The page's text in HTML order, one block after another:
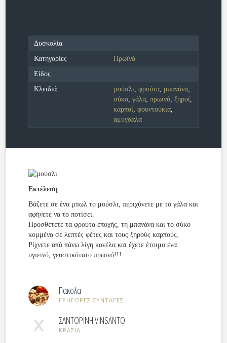
Δυσκολία
Κατηγορίες
Πρωϊνά
Είδος
Κλειδιά
μούσλι, φρούτα, μπανάνα,
σύκο, γάλα, πρωινό, ξηροί,
καρποί, φουντούκια,
αμύγδαλα
Εκτέλεση
Βάζετε σε ένα μπωλ το μούσλι, περιχύνετε με το γάλα και
αφήνετε να το ποτίσει.
Προσθέτετε τα φρούτα εποχής, τη μπανάνα και το σύκο
κομμένα σε λεπτές φέτες και τους ξηρούς καρπούς.
Ρίχνετε από πάνω λίγη κανέλα και έχετε έτοιμο ένα
υγιεινό, γευστικότατο πρωινό!!!
Πακολα
ΓΡΗΓΟΡΕΣ ΣΥΝΤΑΓΕΣ
ΣΑΝΤΟΡΙΝΗ VINSANTO
ΚΡΑΣΙΑ